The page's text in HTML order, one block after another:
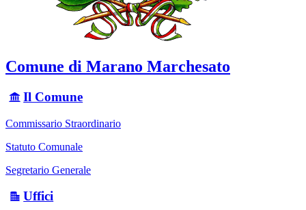
Comune di Marano Marchesato
Il Comune
Commissario Straordinario
Statuto Comunale
Segretario Generale
Uffici